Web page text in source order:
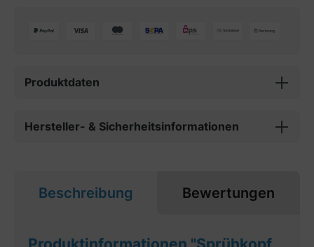
Produktdaten
Hersteller- & Sicherheitsinformationen
Beschreibung Bewertungen